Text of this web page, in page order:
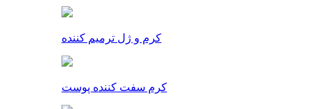
کرم و ژل ترمیم کننده
کرم سفت کننده پوست